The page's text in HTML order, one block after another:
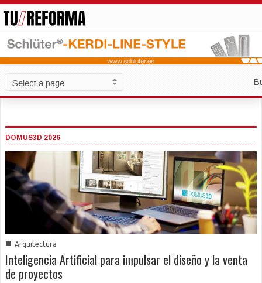
DOMUS3D 2026
■ Arquitectura
Inteligencia Artificial para impulsar el diseño y la venta
de proyectos